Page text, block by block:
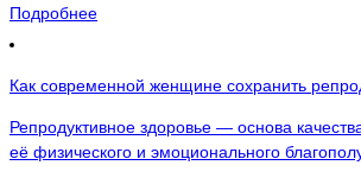
Подробнее
Как современной женщине сохранить
Репродуктивное здоровье — основа
её физического и эмоционального